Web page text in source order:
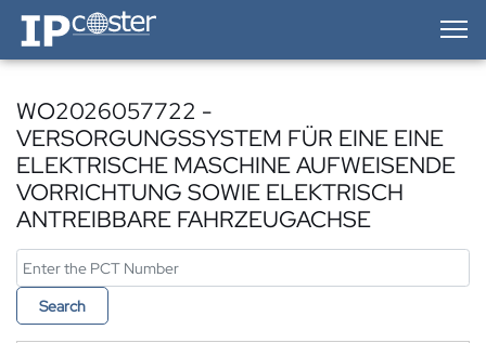
IP-Coster — Home
WO2026057722 -
VERSORGUNGSSYSTEM FÜR EINE EINE
ELEKTRISCHE MASCHINE AUFWEISENDE
VORRICHTUNG SOWIE ELEKTRISCH
ANTREIBBARE FAHRZEUGACHSE
Search